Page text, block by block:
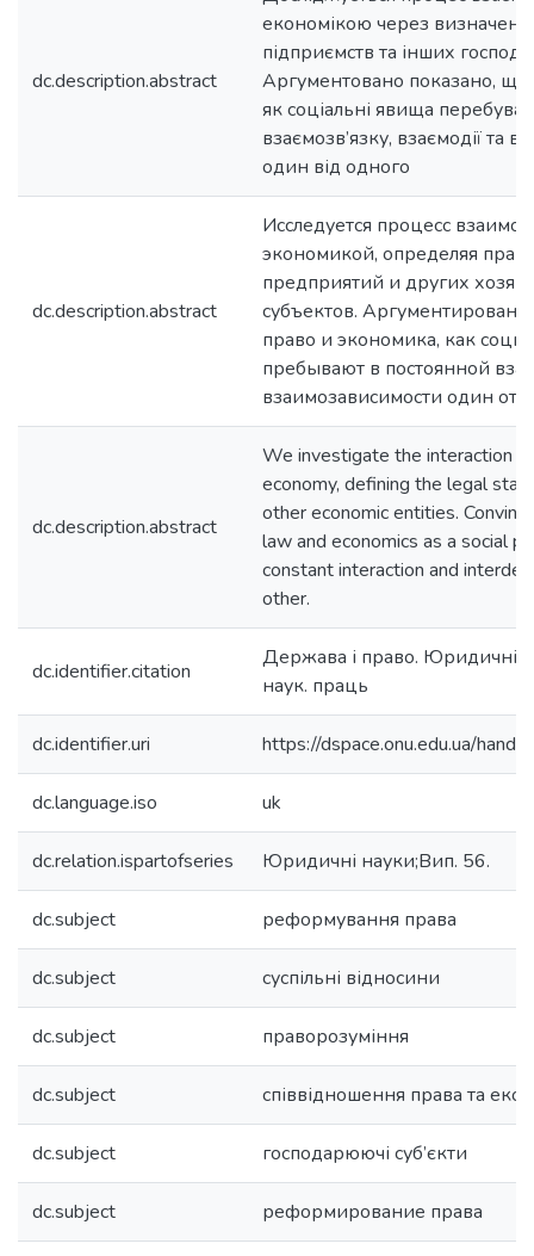
dc.description.abstract
економікою через
підприємств та інших
Аргументовано показано, що
як соціальні явища
взаємозв’язку, взаємодії та
один від одного
dc.description.abstract
Исследуется процесс
экономикой, определяя
предприятий и других
субъектов. Аргументировано
право и экономика, как
пребывают в постоянной
взаимозависимости один от
dc.description.abstract
We investigate the interaction
economy, defining the legal
other economic entities.
law and economics as a social
constant interaction and
other.
dc.identifier.citation
Держава і право. Юридичні і
наук. праць
dc.identifier.uri https://dspace.onu.edu.ua/
dc.language.iso uk
dc.relation.ispartofseries Юридичні науки;Вип. 56.
dc.subject реформування права
dc.subject суспільні відносини
dc.subject праворозуміння
dc.subject співвідношення права та
dc.subject господарюючі суб’єкти
dc.subject реформирование права